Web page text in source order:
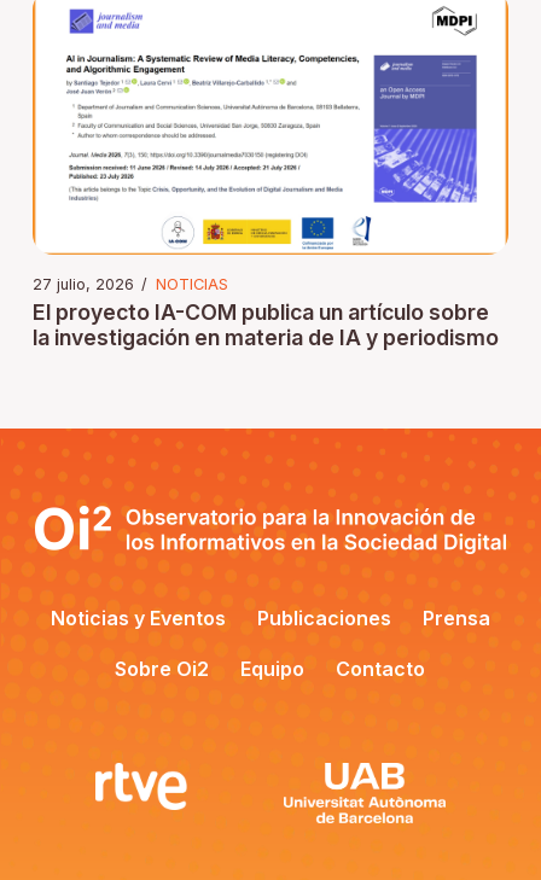
27 julio, 2026 / NOTICIAS
El proyecto IA-COM publica un artículo sobre
la investigación en materia de IA y periodismo
Noticias y Eventos Publicaciones Prensa
Sobre Oi2 Equipo Contacto